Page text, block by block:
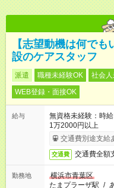
【志望動機は何で
設のケアスタッフ
派遣 職種未経験OK 社会
WEB登録・面接OK
給与
無資格未経験：時
1万2000円以上
交通費別途支給
交通費 交通費全額
勤務地
横浜市青葉区
たまプラーザ駅 /